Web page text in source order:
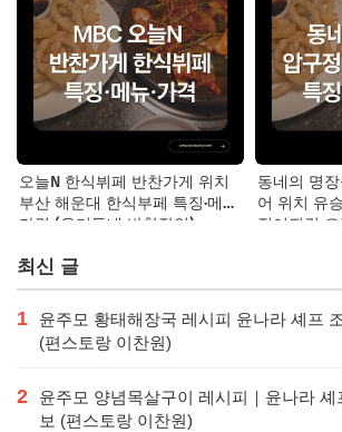
오늘N 한식뷔페 반찬가게 위치
부산 해운대 한식부페 특징·메뉴·
가격 (우리동네 반찬장인)
동네의 명
어 위치 유
징어튀김 오
최신 글
1
윤주모 황태해장국 레시피 윤나라 셰프
(편스토랑 이찬원)
2
윤주모 양념목살구이 레시피｜윤나라 셰
보 (편스토랑 이찬원)